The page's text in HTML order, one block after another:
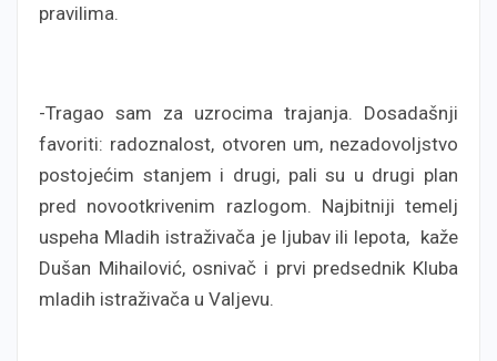
pravilima.
-Tragao sam za uzrocima trajanja. Dosadašnji
favoriti: radoznalost, otvoren um, nezadovoljstvo
postojećim stanjem i drugi, pali su u drugi plan
pred novootkrivenim razlogom. Najbitniji temelj
uspeha Mladih istraživača je ljubav ili lepota, kaže
Dušan Mihailović, osnivač i prvi predsednik Kluba
mladih istraživača u Valjevu.